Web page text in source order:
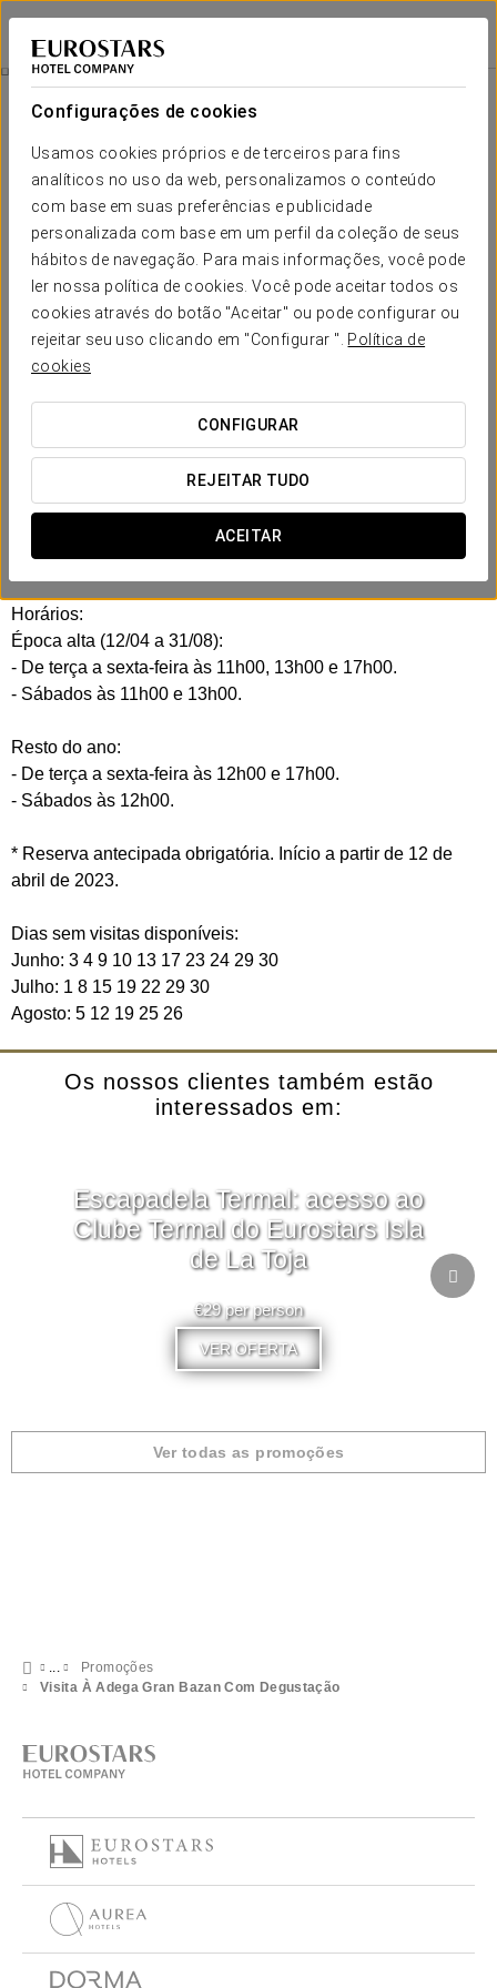
Configurações de cookies
Usamos cookies próprios e de terceiros para fins
analíticos no uso da web, personalizamos o conteúdo
com base em suas preferências e publicidade
personalizada com base em um perfil da coleção de seus
hábitos de navegação. Para mais informações, você pode
ler nossa política de cookies. Você pode aceitar todos os
cookies através do botão "Aceitar" ou pode configurar ou
rejeitar seu uso clicando em "Configurar ". Política de
cookies
CONFIGURAR
REJEITAR TUDO
ACEITAR
Pousada de Armenteira
PONTEVEDRA - MEIS
Visita À Adega Gran Bazan Com Degustação
20 € por pessoa
Visita à Adega Gran Bazan com
degustação
A visita à Bodega Gran Bazán com degustação inclui:
- Visita guiada à vinha e à adega.
- Prova comentada de 4 vinhos.
- Inclui queijo e conserva de mexilhões ao natural.
Horários:
Época alta (12/04 a 31/08):
- De terça a sexta-feira às 11h00, 13h00 e 17h00.
- Sábados às 11h00 e 13h00.
Resto do ano:
- De terça a sexta-feira às 12h00 e 17h00.
- Sábados às 12h00.
* Reserva antecipada obrigatória. Início a partir de 12 de
abril de 2023.
Dias sem visitas disponíveis:
Junho: 3 4 9 10 13 17 23 24 29 30
Julho: 1 8 15 19 22 29 30
Agosto: 5 12 19 25 26
Os nossos clientes também estão
interessados em:
Escapadela Termal: acesso ao
Clube Termal do Eurostars Isla
de La Toja
€29 per person
VER OFERTA
Ver todas as promoções
Promoções
Visita À Adega Gran Bazan Com Degustação